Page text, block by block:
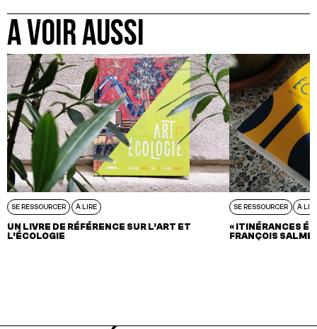
A VOIR AUSSI
SE RESSOURCER À LIRE
UN LIVRE DE RÉFÉRENCE SUR L’ART ET
L’ÉCOLOGIE
SE RESSOURCER À
« ITINÉRANCES
FRANÇOIS